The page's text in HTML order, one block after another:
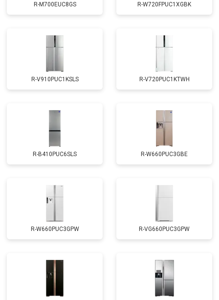
R-M700EUC8GS R-W720FPUC1XGBK
R-V910PUC1KSLS R-V720PUC1KTWH
R-B410PUC6SLS R-W660PUC3GBE
R-W660PUC3GPW R-VG660PUC3GPW